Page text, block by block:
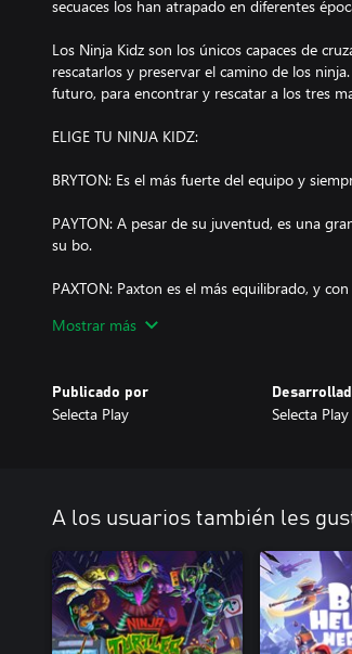
secuaces los han atrapado en diferentes
Los Ninja Kidz son los únicos capaces de
rescatarlos y preservar el camino de los
futuro, para encontrar y rescatar a los tres
ELIGE TU NINJA KIDZ:
BRYTON: Es el más fuerte del equipo y
PAYTON: A pesar de su juventud, es una
su bo.
PAXTON: Paxton es el más equilibrado, y
MODOS DE JUEGO:
a través del tiempo y explora diferentes
Desvela la historia viendo escenas de
vidas extra encontrando monedas Ninja,
todos los maestros de las artes marciales
Boss Rush:
El jugador debe enfrentarse a todos los
Mostrar más
Publicado por
Selecta Play Selecta Play
A los usuarios también les